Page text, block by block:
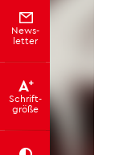
News­
let­ter
Schrift­
grö­ße